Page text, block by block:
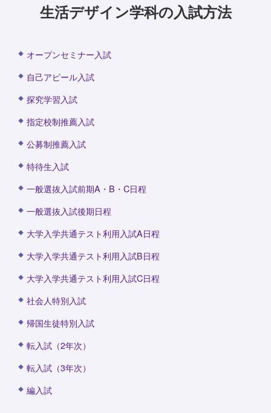
生活デザイン学科の入試方法
オープンセミナー入試
自己アピール入試
探究学習入試
指定校制推薦入試
公募制推薦入試
特待生入試
一般選抜入試前期A・B・C日程
一般選抜入試後期日程
大学入学共通テスト利用入試A日程
大学入学共通テスト利用入試B日程
大学入学共通テスト利用入試C日程
社会人特別入試
帰国生徒特別入試
転入試（2年次）
転入試（3年次）
編入試